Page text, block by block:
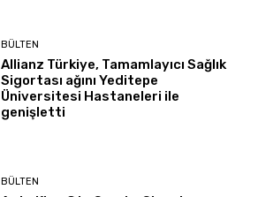
BÜLTEN
Allianz Türkiye, Tamamlayıcı Sağlık
Sigortası ağını Yeditepe
Üniversitesi Hastaneleri ile
genişletti
BÜLTEN